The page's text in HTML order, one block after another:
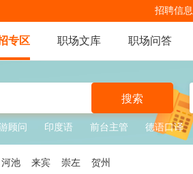
招聘信息
专区 职场文库 职场问答
搜索
顾问 印度语 前台主管 德语口译
河池 来宾 崇左 贺州